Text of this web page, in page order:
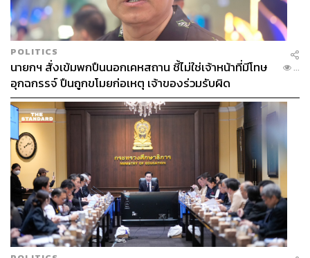
POLITICS
นายกฯ สั่งเข้มพกปืนนอกเคหสถาน ชี้ไม่ใช่เจ้าหน้าที่มีโทษ
อุกฉกรรจ์ ปืนถูกขโมยก่อเหตุ เจ้าของร่วมรับผิด
...